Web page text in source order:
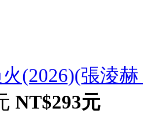
(2026)(張淩
NT$293元